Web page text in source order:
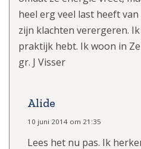
heel erg veel last heeft
zijn klachten verergeren.
praktijk hebt. Ik woon in
gr. J Visser
Alide
10 juni 2014 om 21:35
Lees het nu pas. Ik